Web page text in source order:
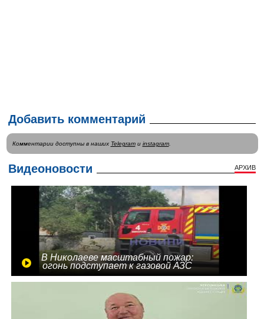
Добавить комментарий
Комментарии доступны в наших Telegramи instagram.
Видеоновости АРХИВ
В Николаеве масштабный пожар:
огонь подступает к газовой АЗС